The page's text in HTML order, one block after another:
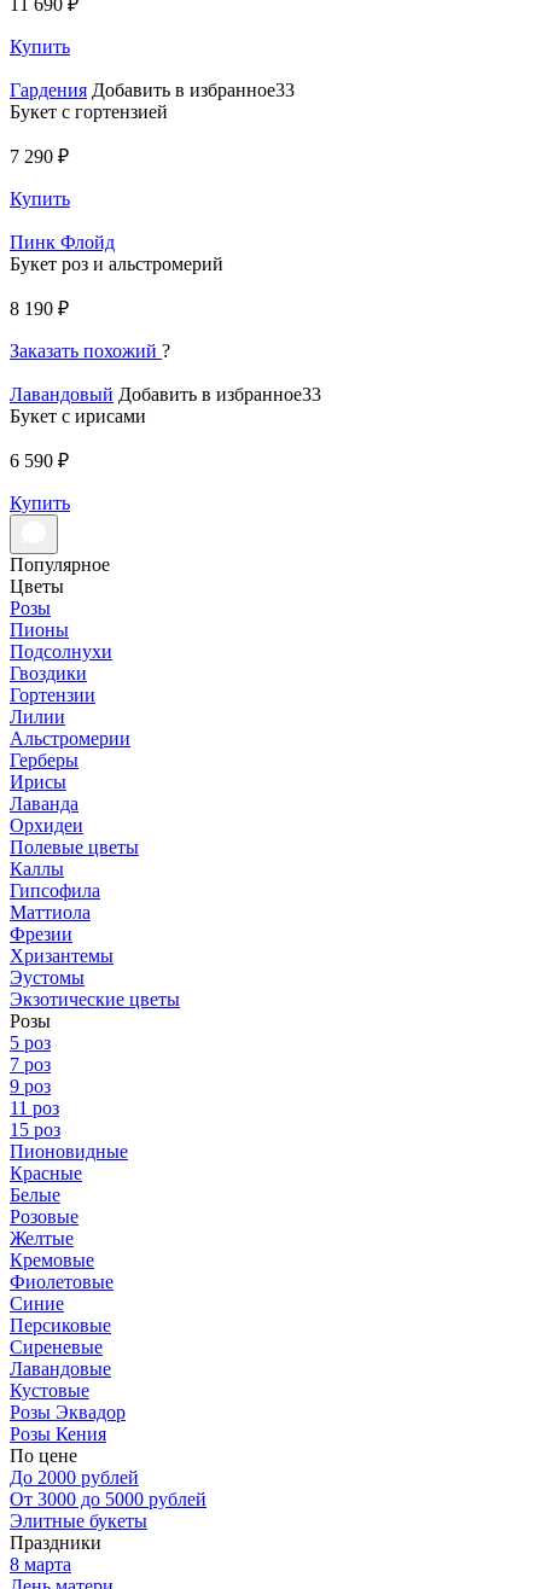
11 690 ₽
Купить
Гардения Добавить в избранное33
Букет с гортензией
7 290 ₽
Купить
Пинк Флойд
Букет роз и альстромерий
8 190 ₽
Заказать похожий ?
Лавандовый Добавить в избранное33
Букет с ирисами
6 590 ₽
Купить
Популярное
Цветы
Розы
Пионы
Подсолнухи
Гвоздики
Гортензии
Лилии
Альстромерии
Герберы
Ирисы
Лаванда
Орхидеи
Полевые цветы
Каллы
Гипсофила
Маттиола
Фрезии
Хризантемы
Эустомы
Экзотические цветы
Розы
5 роз
7 роз
9 роз
11 роз
15 роз
Пионовидные
Красные
Белые
Розовые
Желтые
Кремовые
Фиолетовые
Синие
Персиковые
Сиреневые
Лавандовые
Кустовые
Розы Эквадор
Розы Кения
По цене
До 2000 рублей
От 3000 до 5000 рублей
Элитные букеты
Праздники
8 марта